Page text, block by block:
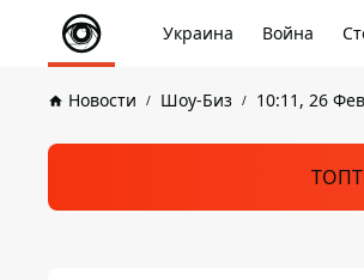
Украина Война
Новости Шоу-Биз 10:11, 26